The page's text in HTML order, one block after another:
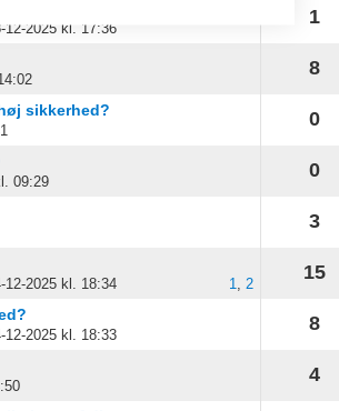
2025 kl. 17:36
1
8
sikkerhed? 0
09:29
0
3
2025 kl. 18:34 1, 2
15
2025 kl. 18:33
8
4
forskellige